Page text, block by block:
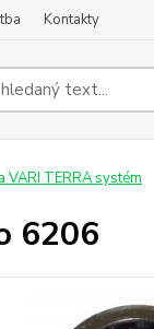
Kontakty
VARI TERRA systém
6206